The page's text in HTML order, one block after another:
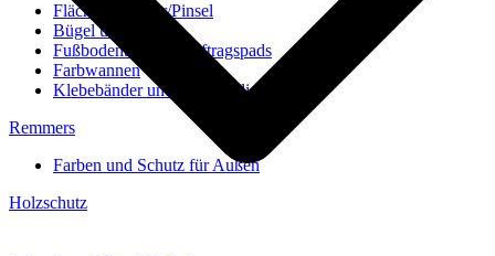
Flächenstreicher/Pinsel
Bügel und Rollen
Fußbodenbürsten/Auftragspads
Farbwannen
Klebebänder und Abdeckvlies
Remmers
Farben und Schutz für Außen
Holzschutz